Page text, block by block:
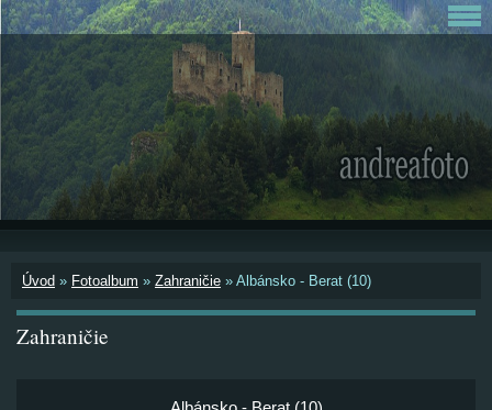
Úvod » Fotoalbum » Zahraničie » Albánsko - Berat (10)
Zahraničie